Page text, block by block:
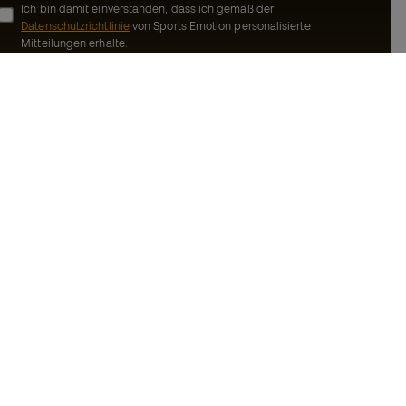
Ich bin damit einverstanden, dass ich gemäß der
Datenschutzrichtlinievon Sports Emotion personalisierte
Mitteilungen erhalte.